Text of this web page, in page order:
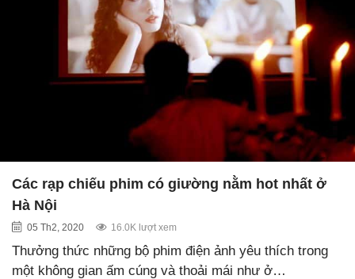
Các rạp chiếu phim có giường nằm hot nhất ở
Hà Nội
05 Th2, 2020 16.0K lượt xem
Thưởng thức những bộ phim điện ảnh yêu thích trong
một không gian ấm cúng và thoải mái như ở…